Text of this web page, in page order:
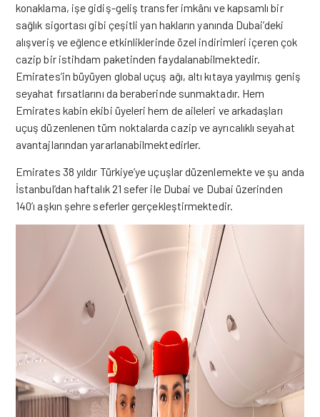
konaklama, işe gidiş-geliş transfer imkânı ve kapsamlı bir
sağlık sigortası gibi çeşitli yan hakların yanında Dubai’deki
alışveriş ve eğlence etkinliklerinde özel indirimleri içeren çok
cazip bir istihdam paketinden faydalanabilmektedir.
Emirates’in büyüyen global uçuş ağı, altı kıtaya yayılmış geniş
seyahat fırsatlarını da beraberinde sunmaktadır. Hem
Emirates kabin ekibi üyeleri hem de aileleri ve arkadaşları
uçuş düzenlenen tüm noktalarda cazip ve ayrıcalıklı seyahat
avantajlarından yararlanabilmektedirler.
Emirates 38 yıldır Türkiye’ye uçuşlar düzenlemekte ve şu anda
İstanbul’dan haftalık 21 sefer ile Dubai ve Dubai üzerinden
140’ı aşkın şehre seferler gerçekleştirmektedir.